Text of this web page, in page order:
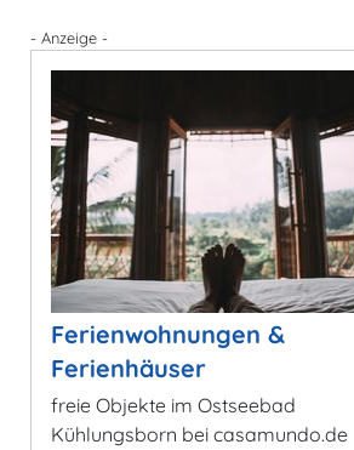
- Anzeige -
Ferienwohnungen &
Ferienhäuser
freie Objekte im Ostseebad
Kühlungsborn bei casamundo.de